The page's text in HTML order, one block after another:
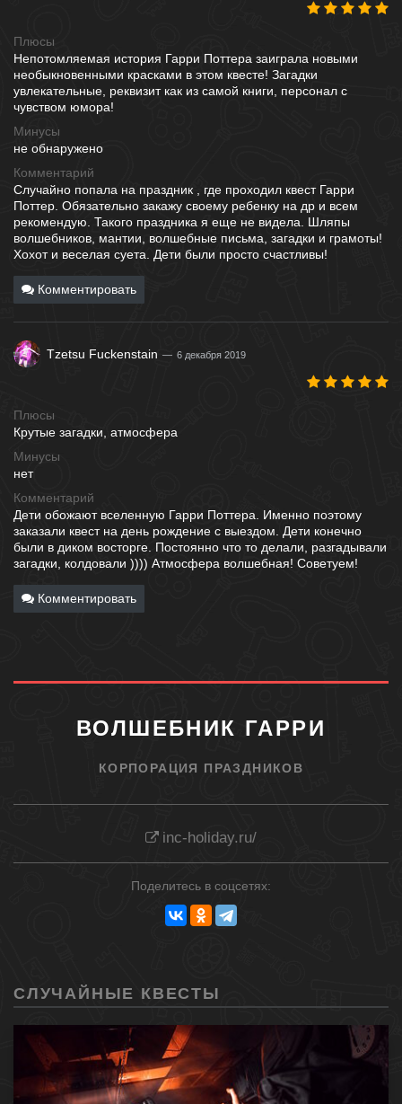
Плюсы
Непотомляемая история Гарри Поттера заиграла новыми
необыкновенными красками в этом квесте! Загадки
увлекательные, реквизит как из самой книги, персонал с
чувством юмора!
Минусы
не обнаружено
Комментарий
Случайно попала на праздник , где проходил квест Гарри
Поттер. Обязательно закажу своему ребенку на др и всем
рекомендую. Такого праздника я еще не видела. Шляпы
волшебников, мантии, волшебные письма, загадки и грамоты!
Хохот и веселая суета. Дети были просто счастливы!
Комментировать
Tzetsu Fuckenstain 6 декабря 2019
Плюсы
Крутые загадки, атмосфера
Минусы
нет
Комментарий
Дети обожают вселенную Гарри Поттера. Именно поэтому
заказали квест на день рождение с выездом. Дети конечно
были в диком восторге. Постоянно что то делали, разгадывали
загадки, колдовали )))) Атмосфера волшебная! Советуем!
Комментировать
ВОЛШЕБНИК ГАРРИ
КОРПОРАЦИЯ ПРАЗДНИКОВ
inc-holiday.ru/
Поделитесь в соцсетях:
СЛУЧАЙНЫЕ КВЕСТЫ